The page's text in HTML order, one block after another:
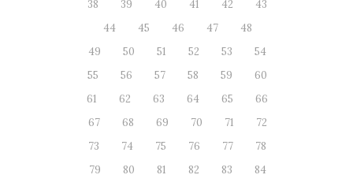
38 39 40 41 42
43
44
45 46 47
48
49
50 51 52 53
54
55
56 57 58 59
60
61
62 63 64 65
66
67
68 69 70 71
72
73
74 75 76 77
78
79
80 81 82 83
84